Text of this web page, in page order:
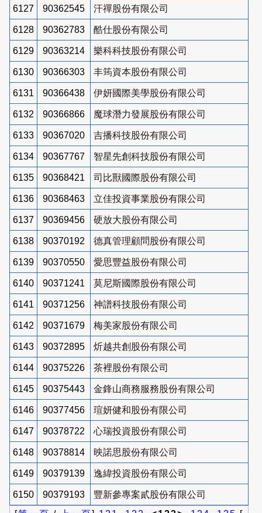
6127 90362545 汗禪股份有限公司
6128 90362783 酷仕股份有限公司
6129 90363214 樂科科技股份有限公司
6130 90366303 丰筠資本股份有限公司
6131 90366438 伊妍國際美學股份有限公司
6132 90366866 魔球潛力發展股份有限公司
6133 90367020 吉播科技股份有限公司
6134 90367767 智星先創科技股份有限公司
6135 90368421 司比獸國際股份有限公司
6136 90368463 立佳投資事業股份有限公司
6137 90369456 硬放大股份有限公司
6138 90370192 德真管理顧問股份有限公司
6139 90370550 愛思豐益股份有限公司
6140 90371241 莫尼斯國際股份有限公司
6141 90371256 神譜科技股份有限公司
6142 90371679 梅美家股份有限公司
6143 90372895 炘越共創股份有限公司
6144 90375226 茶裡股份有限公司
6145 90375443 金鋒山商務服務股份有限公司
6146 90377456 瑄妍健和股份有限公司
6147 90378722 心瑞投資股份有限公司
6148 90378814 映諾思股份有限公司
6149 90379139 逸緯投資股份有限公司
6150 90379193
豐新參專案貳股份有限公司